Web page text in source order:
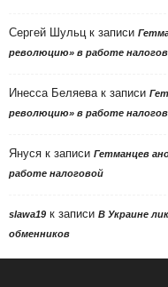
Сергей Шульцк записи
революцию» в работе
Инесса Беляевак записи
революцию» в работе
Януся к записи Гетманцев
работе налоговой
slawa19 к записи В Украине
обменников